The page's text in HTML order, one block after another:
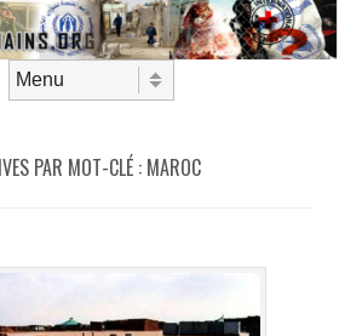
PAR MOT-CLÉ : MAROC